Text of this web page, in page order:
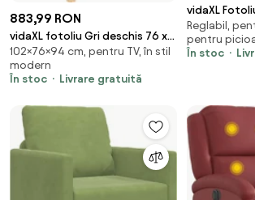
883,99 RON
vidaXL fotoliu Gri deschis 76 x
94 x 102 cm țesătură
102×76×94 cm, pentru TV, în stil
modern
În stoc
Livrare gratuită
vidaXL
electric, gri
textil
Reglabil,
pentru
În stoc